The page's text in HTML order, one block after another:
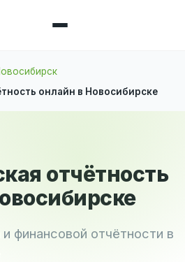
онлайн в Новосибирске
отчётность
финансовой отчётности в